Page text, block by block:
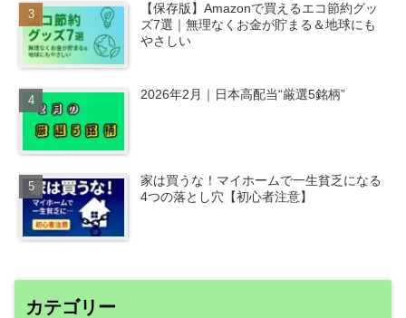
【保存版】Amazonで買えるエコ節約グッ
ズ7選｜無理なくお金が貯まる＆地球にも
やさしい
2026年2月｜日本高配当“厳選5銘柄”
家は買うな！マイホームで一生貧乏になる
4つの落とし穴【初心者注意】
カテゴリー